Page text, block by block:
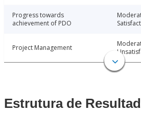
Progress towards
achievement of PDO
Project Management
Estrutura de